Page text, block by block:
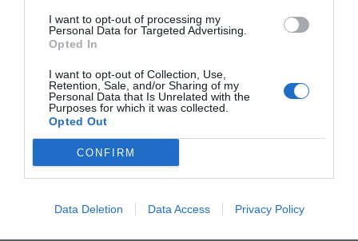
I want to opt-out of processing my
Personal Data for Targeted Advertising.
Opted In
I want to opt-out of Collection, Use,
Retention, Sale, and/or Sharing of my
Personal Data that Is Unrelated with the
Purposes for which it was collected.
Opted Out
CONFIRM
Data Deletion Data Access Privacy Policy